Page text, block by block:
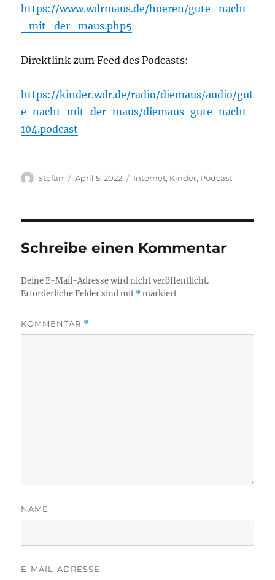
https://www.wdrmaus.de/hoeren/gute_nacht
_mit_der_maus.php5
Direktlink zum Feed des Podcasts:
https://kinder.wdr.de/radio/diemaus/audio/gut
e-nacht-mit-der-maus/diemaus-gute-nacht-
104.podcast
Autor
Stefan
Veröffentlicht
April 5, 2022 Kategorien
Internet, Kinder, Podcast
Schreibe einen Kommentar
Deine E-Mail-Adresse wird nicht veröffentlicht.
Erforderliche Felder sind mit *markiert
KOMMENTAR *
NAME
E-MAIL-ADRESSE